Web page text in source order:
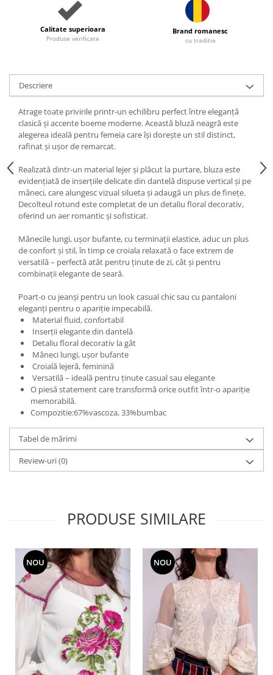
Calitate superioara
Produse verificate
Brand romanesc
cu traditie
Descriere
Atrage toate privirile printr-un echilibru perfect între eleganță
clasică și accente boeme moderne. Această bluză neagră este
alegerea ideală pentru femeia care își dorește un stil distinct,
rafinat și ușor de remarcat.
Realizată dintr-un material lejer și plăcut la purtare, bluza este
evidențiată de inserțiile delicate din dantelă dispuse vertical și pe
mâneci, care alungesc vizual silueta și adaugă un plus de finețe.
Decolteul rotund este completat de un detaliu floral decorativ,
oferind un aer romantic și sofisticat.
Mânecile lungi, ușor bufante, cu terminații elastice, aduc un plus
de confort și stil, în timp ce croiala relaxată o face extrem de
versatilă – perfectă atât pentru ținute de zi, cât și pentru
combinații elegante de seară.
Poart-o cu jeanși pentru un look casual chic sau cu pantaloni
eleganți pentru o apariție impecabilă.
Material fluid, confortabil
Inserții elegante din dantelă
Detaliu floral decorativ la gât
Mâneci lungi, ușor bufante
Croială lejeră, feminină
Versatilă – ideală pentru ținute casual sau elegante
O piesă statement care transformă orice outfit într-o apariție
memorabilă.
Compozitie:67%vascoza, 33%bumbac
Tabel de mărimi
Review-uri(0)
PRODUSE SIMILARE
NOU NOU